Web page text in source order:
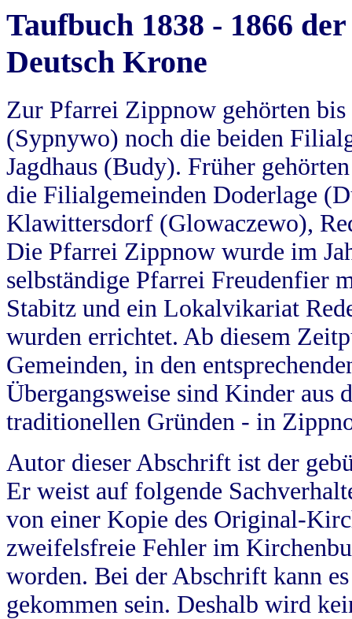
Taufbuch 1838 - 1866
Deutsch Krone
Zur Pfarrei Zippnow gehörten
(Sypnywo) noch die beiden
Jagdhaus (Budy). Früher
die Filialgemeinden Doderlage
Klawittersdorf (Glowaczewo),
Die Pfarrei Zippnow wurde im
selbständige Pfarrei Freudenfier
Stabitz und ein Lokalvikariat
wurden errichtet. Ab diesem
Gemeinden, in den
Übergangsweise sind Kinder aus
traditionellen Gründen - in
Autor dieser Abschrift ist der
Er weist auf folgende
von einer Kopie des Original-
zweifelsfreie Fehler im
worden. Bei der Abschrift kann
gekommen sein. Deshalb wird